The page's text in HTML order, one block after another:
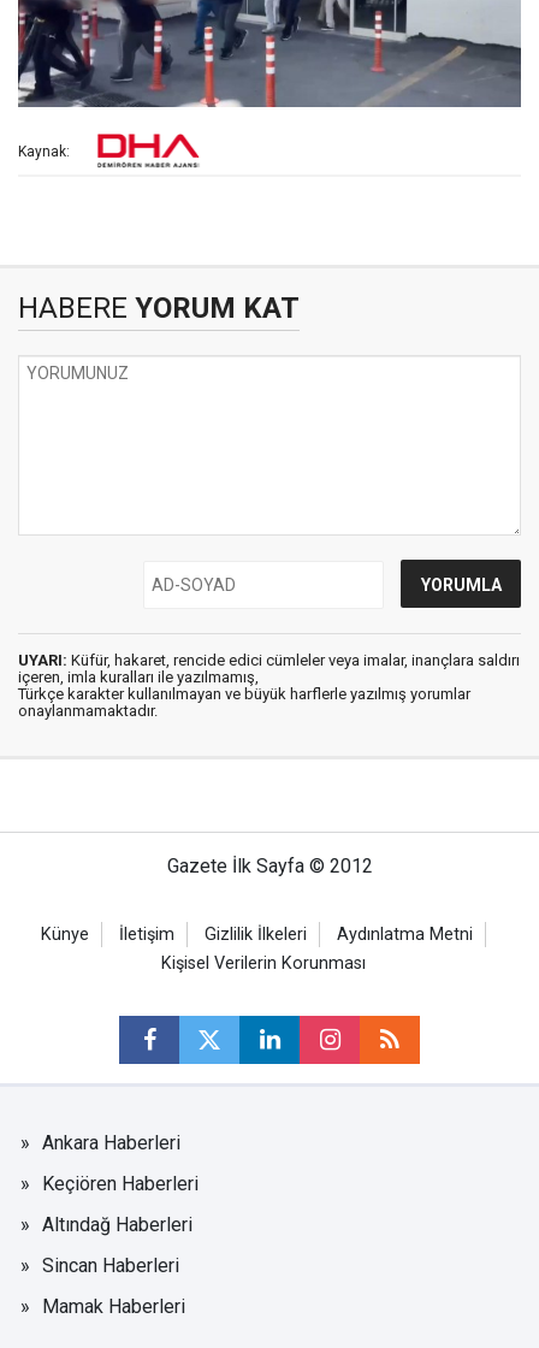
Kaynak:
HABERE YORUM KAT
UYARI: Küfür, hakaret, rencide edici cümleler veya imalar, inançlara saldırı
içeren, imla kuralları ile yazılmamış,
Türkçe karakter kullanılmayan ve büyük harflerle yazılmış yorumlar
onaylanmamaktadır.
Gazete İlk Sayfa © 2012
Künye İletişim Gizlilik İlkeleri
Aydınlatma Metni
Kişisel Verilerin Korunması
Ankara Haberleri
Keçiören Haberleri
Altındağ Haberleri
Sincan Haberleri
Mamak Haberleri